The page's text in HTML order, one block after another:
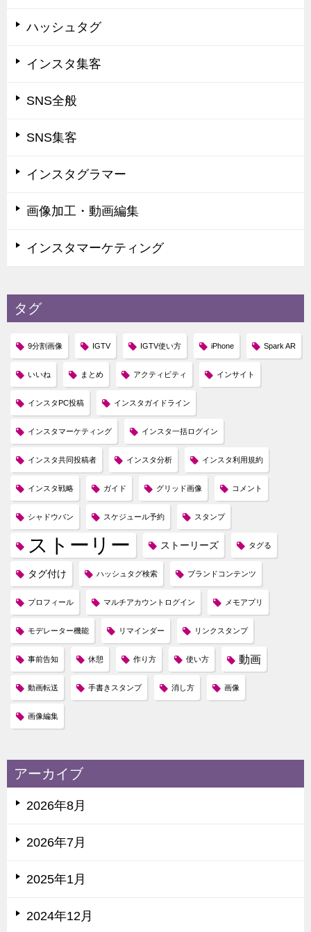
ハッシュタグ
インスタ集客
SNS全般
SNS集客
インスタグラマー
画像加工・動画編集
インスタマーケティング
タグ
9分割画像 IGTV IGTV使い方 iPhone Spark AR
いいね まとめ アクティビティ インサイト
インスタPC投稿 インスタガイドライン
インスタマーケティング インスタ一括ログイン
インスタ共同投稿者 インスタ分析 インスタ利用規約
インスタ戦略 ガイド グリッド画像 コメント
シャドウバン スケジュール予約 スタンプ
ストーリー ストーリーズ タグる
タグ付け ハッシュタグ検索 ブランドコンテンツ
プロフィール マルチアカウントログイン メモアプリ
モデレーター機能 リマインダー リンクスタンプ
事前告知 休憩 作り方 使い方 動画
動画転送 手書きスタンプ 消し方 画像
画像編集
アーカイブ
2026年8月
2026年7月
2025年1月
2024年12月